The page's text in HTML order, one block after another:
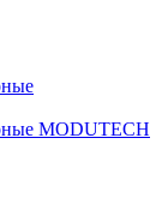
MODUTECH